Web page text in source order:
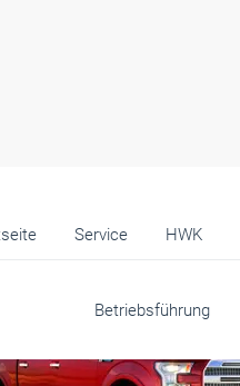
Service HWK
Betriebsführung